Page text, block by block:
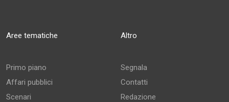
Aree tematiche
Primo piano
Affari pubblici
Scenari
Altro
Segnala
Contatti
Redazione